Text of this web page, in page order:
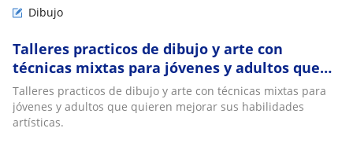
Dibujo
Talleres practicos de dibujo y arte con
técnicas mixtas para jóvenes y adultos que
quieren mejorar sus habilidades artísticas
Talleres practicos de dibujo y arte con técnicas mixtas para
jóvenes y adultos que quieren mejorar sus habilidades
artísticas.